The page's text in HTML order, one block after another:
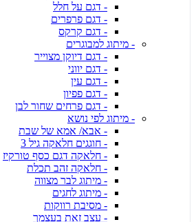
- דגם על חלל
- דגם פרפרים
- דגם קרקס
- מיתוג למבוגרים
- דגם דיוקן מצוייר
- דגם יווני
- דגם עין
- דגם פפיון
- דגם פרחים שחור לבן
- מיתוג לפי נושא
- אבא/ אמא של שבת
- חוגגים חלאקה גיל 3
- חלאקה דגם כסף טורקיז
- חלאקה זהב תכלת
- מיתוג לבר מצווה
- מיתוג לחגים
- מסיבת רווקות
- עצב זאת בעצמך